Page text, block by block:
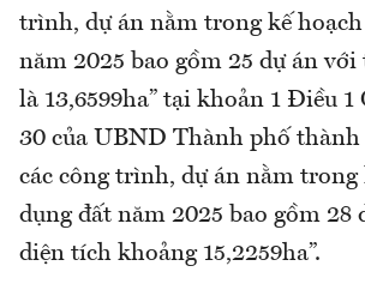
trình, dự án nằm trong kế hoạch
năm 2025 bao gồm 25 dự án
là 13,6599ha” tại khoản 1 Điều 1
30 của UBND Thành phố thành
các công trình, dự án nằm trong
dụng đất năm 2025 bao gồm 28
diện tích khoảng 15,2259ha”.